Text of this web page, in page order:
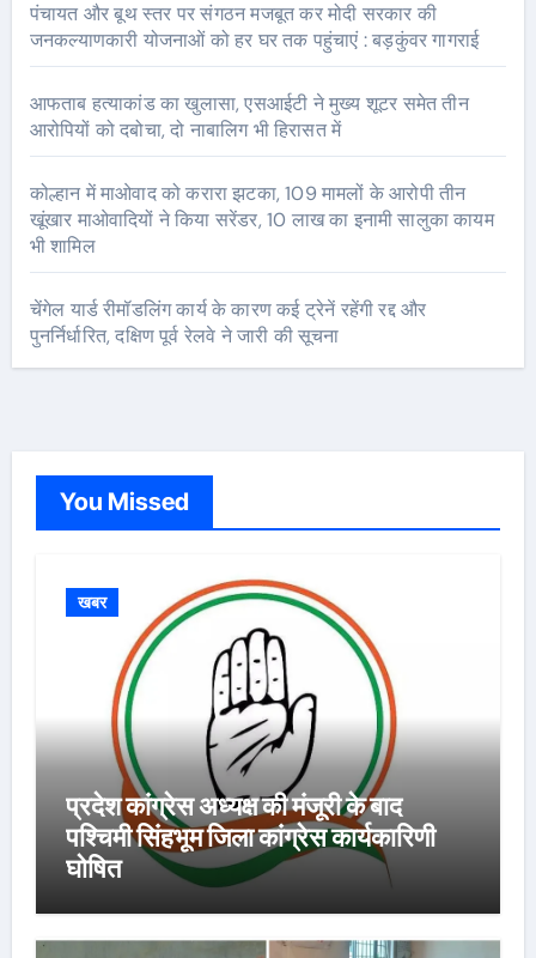
पंचायत और बूथ स्तर पर संगठन मजबूत कर मोदी सरकार की
जनकल्याणकारी योजनाओं को हर घर तक पहुंचाएं : बड़कुंवर गागराई
आफताब हत्याकांड का खुलासा, एसआईटी ने मुख्य शूटर समेत तीन
आरोपियों को दबोचा, दो नाबालिग भी हिरासत में
कोल्हान में माओवाद को करारा झटका, 109 मामलों के आरोपी तीन
खूंखार माओवादियों ने किया सरेंडर, 10 लाख का इनामी सालुका कायम
भी शामिल
चेंगेल यार्ड रीमॉडलिंग कार्य के कारण कई ट्रेनें रहेंगी रद्द और
पुनर्निर्धारित, दक्षिण पूर्व रेलवे ने जारी की सूचना
You Missed
खबर
प्रदेश कांग्रेस अध्यक्ष की मंजूरी के बाद
पश्चिमी सिंहभूम जिला कांग्रेस कार्यकारिणी
घोषित